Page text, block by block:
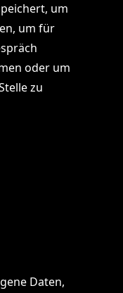
um
um für
oder um
zu
Daten,